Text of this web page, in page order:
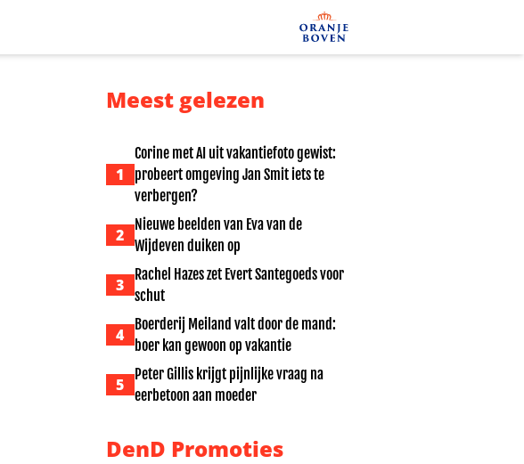
Meest gelezen
1
Corine met AI uit vakantiefoto gewist:
probeert omgeving Jan Smit iets te
verbergen?
2
Nieuwe beelden van Eva van de
Wijdeven duiken op
3
Rachel Hazes zet Evert Santegoeds voor
schut
4
Boerderij Meiland valt door de mand:
boer kan gewoon op vakantie
5
Peter Gillis krijgt pijnlijke vraag na
eerbetoon aan moeder
DenD Promoties